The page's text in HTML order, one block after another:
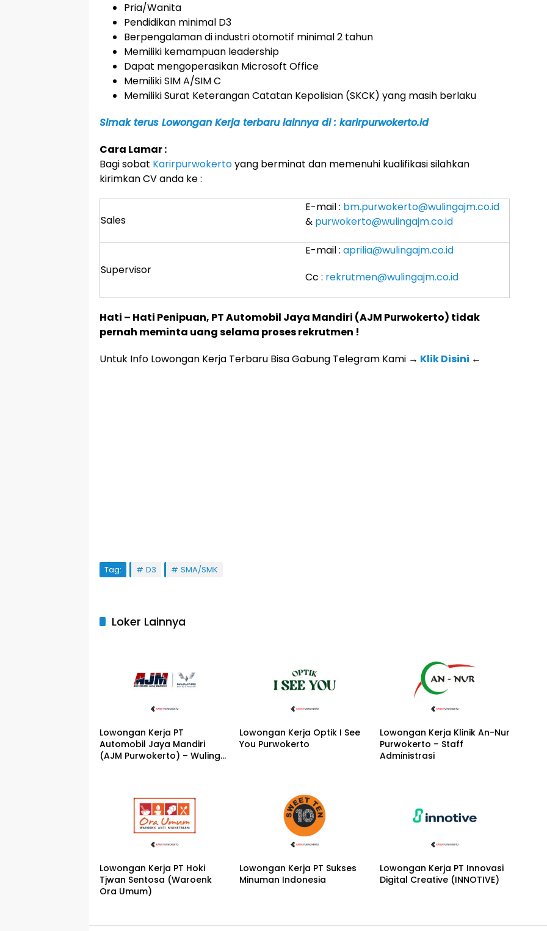
Pria/Wanita
Pendidikan minimal D3
Berpengalaman di industri otomotif minimal 2 tahun
Memiliki kemampuan leadership
Dapat mengoperasikan Microsoft Office
Memiliki SIM A/SIM C
Memiliki Surat Keterangan Catatan Kepolisian (SKCK) yang masih berlaku
Simak terus Lowongan Kerja terbaru lainnya di : karirpurwokerto.id
Cara Lamar :
Bagi sobat Karirpurwokertoyang berminat dan memenuhi kualifikasi silahkan
kirimkan CV anda ke :
Sales
E-mail : bm.purwokerto@wulingajm.co.id
& purwokerto@wulingajm.co.id
Supervisor
E-mail : aprilia@wulingajm.co.id
Cc : rekrutmen@wulingajm.co.id
Hati – Hati Penipuan, PT Automobil Jaya Mandiri (AJM Purwokerto) tidak
pernah meminta uang selama proses rekrutmen !
Untuk Info Lowongan Kerja Terbaru Bisa Gabung Telegram Kami → Klik Disini ←
Tag: D3 SMA/SMK
Loker Lainnya
Lowongan Kerja PT
Automobil Jaya Mandiri
(AJM Purwokerto) – Wuling
Lowongan Kerja Optik I See
You Purwokerto
Lowongan Kerja Klinik An-Nur
Purwokerto – Staff
Administrasi
Lowongan Kerja PT Hoki
Tjwan Sentosa (Waroenk
Ora Umum)
Lowongan Kerja PT Sukses
Minuman Indonesia
Lowongan Kerja PT Innovasi
Digital Creative (INNOTIVE)